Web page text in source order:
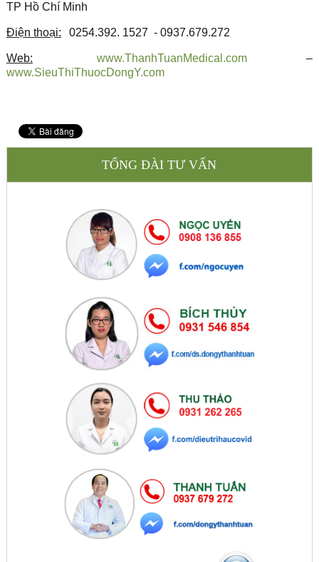
TP Hồ Chí Minh
Điện thoại: 0254.392. 1527 - 0937.679.272
Web: www.ThanhTuanMedical.com –
www.SieuThiThuocDongY.com
TỔNG ĐÀI TƯ VẤN